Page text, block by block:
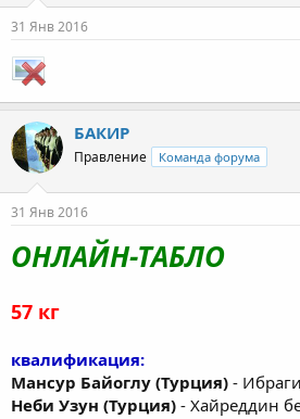
31 Янв 2016
БАКИР
Правление Команда форума
31 Янв 2016
ОНЛАЙН-ТАБЛО
57 кг
квалификация:
Мансур Байоглу (Турция) -
Неби Узун (Турция) - Хайреддин